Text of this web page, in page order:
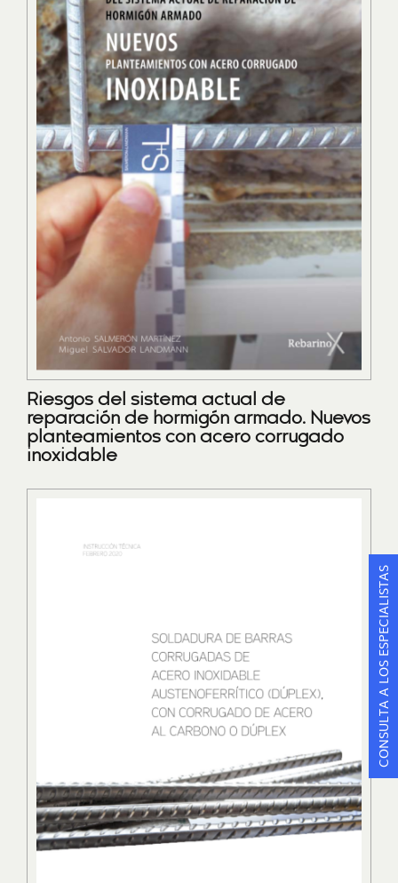
Riesgos del sistema actual de
reparación de hormigón armado. Nuevos
planteamientos con acero corrugado
inoxidable
CONSULTA A LOS ESPECIALISTAS